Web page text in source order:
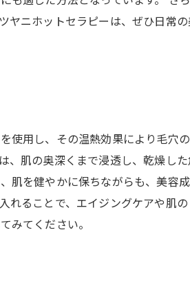
ニホットセラピーは、ぜひ日常
使用し、その温熱効果により毛穴
、肌の奥深くまで浸透し、乾燥し
肌を健やかに保ちながらも、美容
れることで、エイジングケアや肌
みてください。